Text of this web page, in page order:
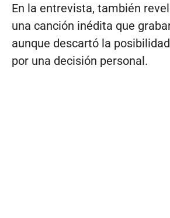
En la entrevista, también
una canción inédita que
aunque descartó la
por una decisión personal.